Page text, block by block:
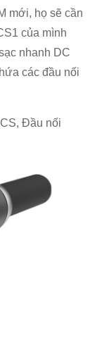
mới, họ sẽ cần
của mình
nhanh DC
các đầu nối
Đầu nối